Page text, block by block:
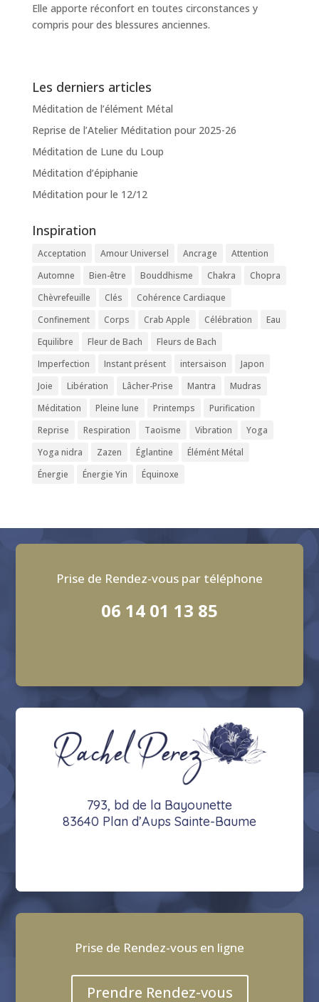
Elle apporte réconfort en toutes circonstances y
compris pour des blessures anciennes.
Les derniers articles
Méditation de l’élément Métal
Reprise de l’Atelier Méditation pour 2025-26
Méditation de Lune du Loup
Méditation d’épiphanie
Méditation pour le 12/12
Inspiration
Acceptation Amour Universel Ancrage
Attention
Automne
Bien-être Bouddhisme Chakra
Chopra
Chèvrefeuille
Clés
Cohérence Cardiaque
Confinement
Corps Crab Apple Célébration
Eau
Equilibre
Fleur de Bach
Fleurs de Bach
Imperfection
Instant présent intersaison
Japon
Joie
Libération Lâcher-Prise Mantra
Mudras
Méditation
Pleine lune Printemps
Purification
Reprise
Respiration Taoïsme Vibration
Yoga
Yoga nidra
Zazen Églantine
Élémént Métal
Énergie
Énergie Yin Équinoxe
Prise de Rendez-vous par téléphone
06 14 01 13 85
793, bd de la Bayounette
83640 Plan d’Aups Sainte-Baume
Prise de Rendez-vous en ligne
Prendre Rendez-vous